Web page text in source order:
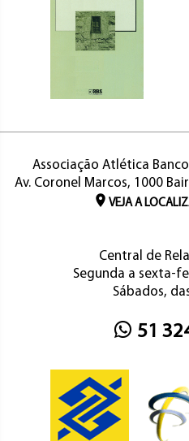
Associação Atlética
Av. Coronel Marcos, 1000
VEJA A
Central de
Segunda a sexta-
Sábados,
51